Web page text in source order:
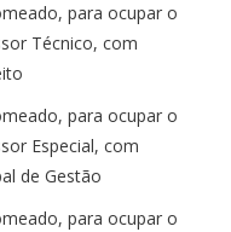
para ocupar o
Técnico, com
para ocupar o
Especial, com
de Gestão
para ocupar o